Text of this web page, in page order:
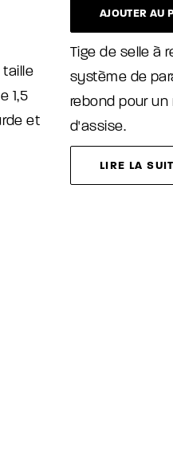
taille
1,5
et
AJOUTER AU
Tige de selle à
système de
rebond pour
d'assise.
LIRE LA